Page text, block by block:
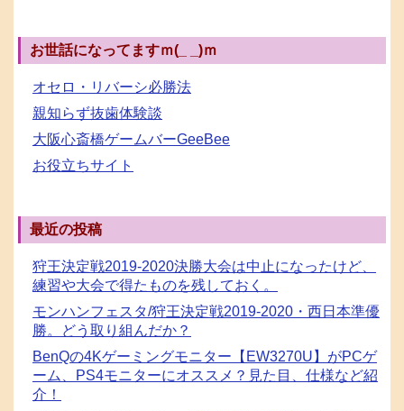
お世話になってますｍ(_ _)ｍ
オセロ・リバーシ必勝法
親知らず抜歯体験談
大阪心斎橋ゲームバーGeeBee
お役立ちサイト
最近の投稿
狩王決定戦2019-2020決勝大会は中止になったけど、
練習や大会で得たものを残しておく。
モンハンフェスタ/狩王決定戦2019-2020・西日本準優
勝。どう取り組んだか？
BenQの4Kゲーミングモニター【EW3270U】がPCゲ
ーム、PS4モニターにオススメ？見た目、仕様など紹
介！